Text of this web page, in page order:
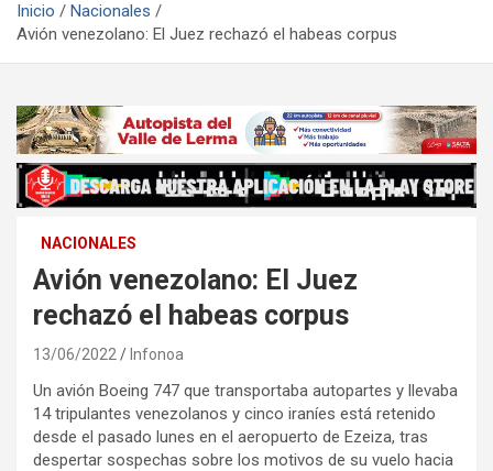
Inicio
Nacionales
Avión venezolano: El Juez rechazó el habeas corpus
NACIONALES
Avión venezolano: El Juez
rechazó el habeas corpus
13/06/2022 Infonoa
Un avión Boeing 747 que transportaba autopartes y llevaba
14 tripulantes venezolanos y cinco iraníes está retenido
desde el pasado lunes en el aeropuerto de Ezeiza, tras
despertar sospechas sobre los motivos de su vuelo hacia